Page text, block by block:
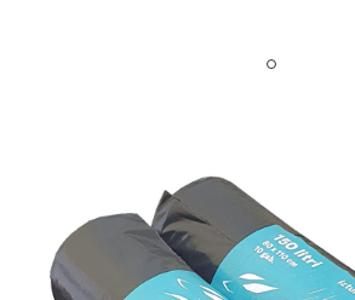
Preces kods:AM05
Izmērs:
80 x 110 cm (150 litri), rullī 10 gab
Materiāls:
LDPE